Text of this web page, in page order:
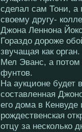
сделал сам Тони, а
своему другу-
Джона Леннона
Гораздо дороже
звучащая как
Мел Эванс, а потом
фунтов.
На аукционе будет
составленная
его дома в
рождественская
отцу за несколько